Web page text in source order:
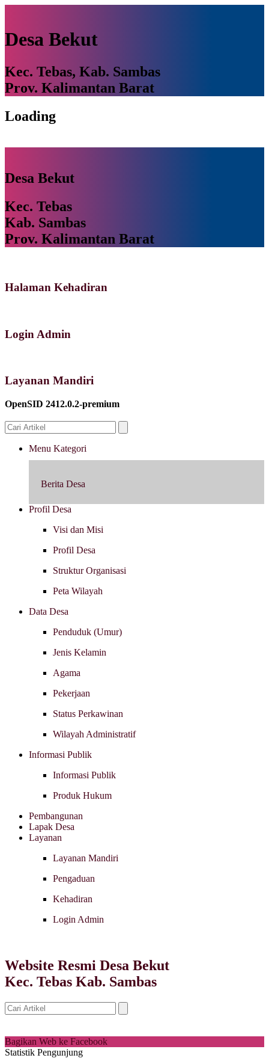
Desa Bekut
Kec. Tebas, Kab. Sambas
Prov. Kalimantan Barat
Loading
Desa Bekut
Kec. Tebas
Kab. Sambas
Prov. Kalimantan Barat
Halaman Kehadiran
Login Admin
Layanan Mandiri
OpenSID 2412.0.2-premium
Menu Kategori
Berita Desa
Profil Desa
Visi dan Misi
Profil Desa
Struktur Organisasi
Peta Wilayah
Data Desa
Penduduk (Umur)
Jenis Kelamin
Agama
Pekerjaan
Status Perkawinan
Wilayah Administratif
Informasi Publik
Informasi Publik
Produk Hukum
Pembangunan
Lapak Desa
Layanan
Layanan Mandiri
Pengaduan
Kehadiran
Login Admin
Website Resmi Desa Bekut
Kec. Tebas Kab. Sambas
Bagikan Web ke Facebook
Statistik Pengunjung